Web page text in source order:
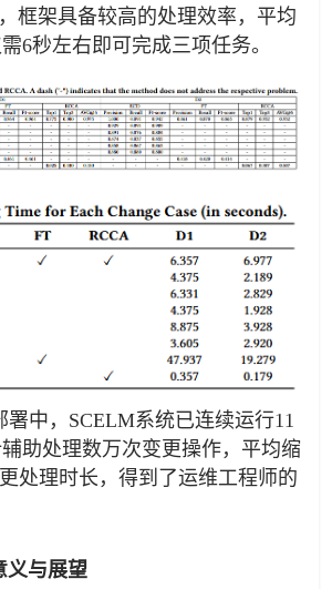
框架具备较高的处理效率，平均
6秒左右即可完成三项任务。
署中，SCELM系统已连续运行11
助处理数万次变更操作，平均缩
处理时长，得到了运维工程师的
义与展望